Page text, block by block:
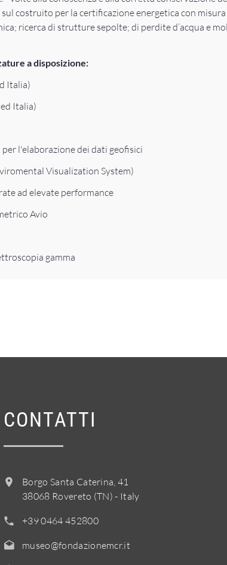
costruito per la certificazione energetica con
ricerca di strutture sepolte; di perdite d’acqua e
a disposizione:
Italia)
Italia)
l'elaborazione dei dati geofisici
Visualization System)
ad elevate performance
Avio
gamma
CONTATTI
Borgo Santa Caterina, 41
38068 Rovereto (TN) - Italy
+39 0464 452800
museo@fondazionemcr.it